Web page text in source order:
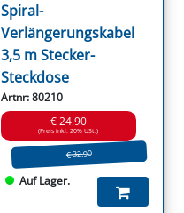
Spiral-
Verlängerungskabel
3,5 m Stecker-
Steckdose
Artnr: 80210
€ 24.90
(Preis inkl. 20% USt.)
€ 32.90
Auf Lager.